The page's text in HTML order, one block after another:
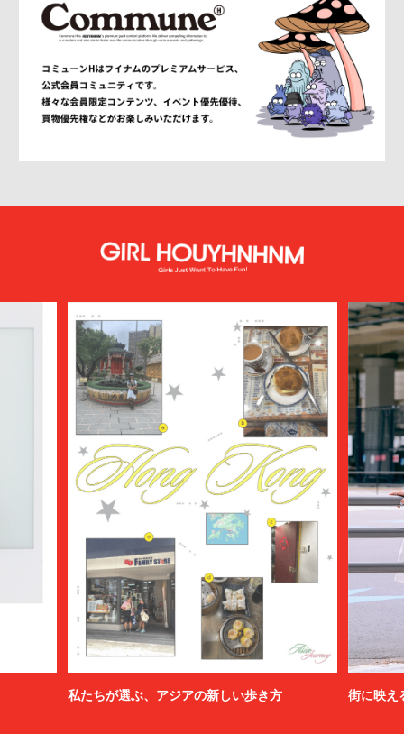
私たちが選ぶ、アジアの新しい歩き方 街に映え